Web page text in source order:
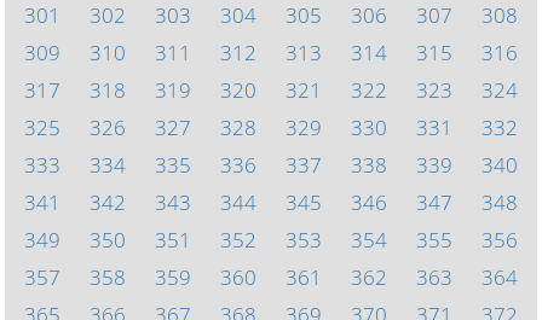
301
302 303 304 305 306 307
308
309
310 311 312 313 314 315
316
317
318 319 320 321 322 323
324
325
326 327 328 329 330 331
332
333
334 335 336 337 338 339
340
341
342 343 344 345 346 347
348
349
350 351 352 353 354 355
356
357
358 359 360 361 362 363
364